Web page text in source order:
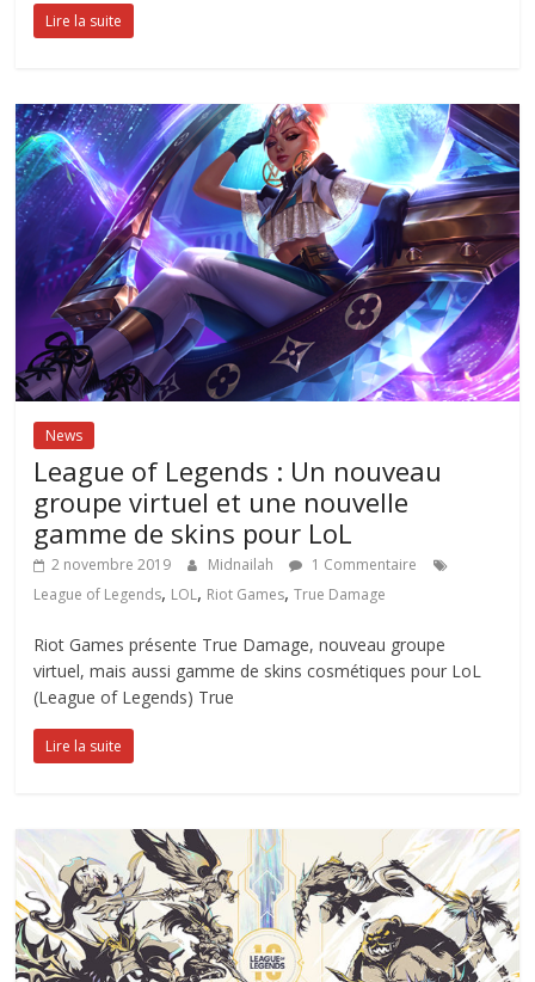
Lire la suite
News
League of Legends : Un nouveau
groupe virtuel et une nouvelle
gamme de skins pour LoL
2 novembre 2019 Midnailah
1 Commentaire
League of Legends, LOL, Riot Games,True Damage
Riot Games présente True Damage, nouveau groupe
virtuel, mais aussi gamme de skins cosmétiques pour LoL
(League of Legends) True
Lire la suite